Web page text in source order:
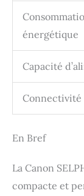
énergétique
Capacité
Connectivité
En Bref
La Canon
compacte et